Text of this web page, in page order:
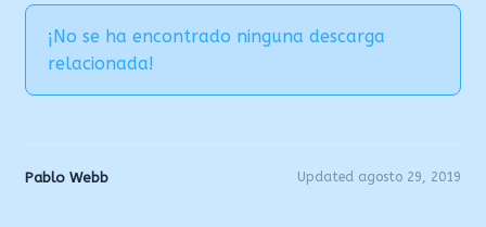
¡No se ha encontrado ninguna descarga
relacionada!
Pablo Webb Updated agosto 29, 2019